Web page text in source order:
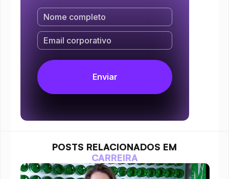
POSTS RELACIONADOS EM
CARREIRA